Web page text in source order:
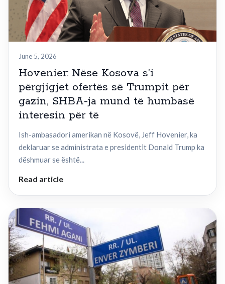
June 5, 2026
Hovenier: Nëse Kosova s’i
përgjigjet ofertës së Trumpit për
gazin, SHBA-ja mund të humbasë
interesin për të
Ish-ambasadori amerikan në Kosovë, Jeff Hovenier, ka
deklaruar se administrata e presidentit Donald Trump ka
dëshmuar se është...
Read article